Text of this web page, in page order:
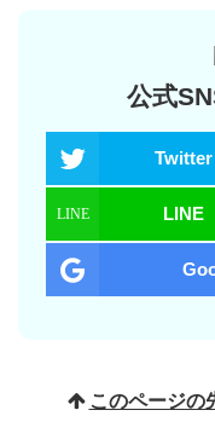
公式
Twitter
LINE
このページの